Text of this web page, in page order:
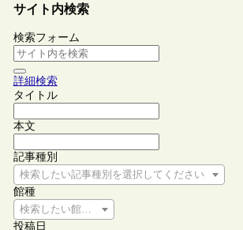
サイト内検索
検索フォーム
詳細検索
タイトル
本文
記事種別
検索したい記事種別を選択してください
館種
検索したい館種を選択してください
投稿日